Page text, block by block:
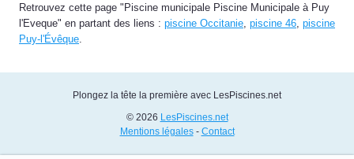
Retrouvez cette page "Piscine municipale Piscine Municipale à Puy
l'Eveque" en partant des liens : piscine Occitanie, piscine 46, piscine
Puy-l'Évêque.
Plongez la tête la première avec LesPiscines.net
© 2026 LesPiscines.net
Mentions légales- Contact